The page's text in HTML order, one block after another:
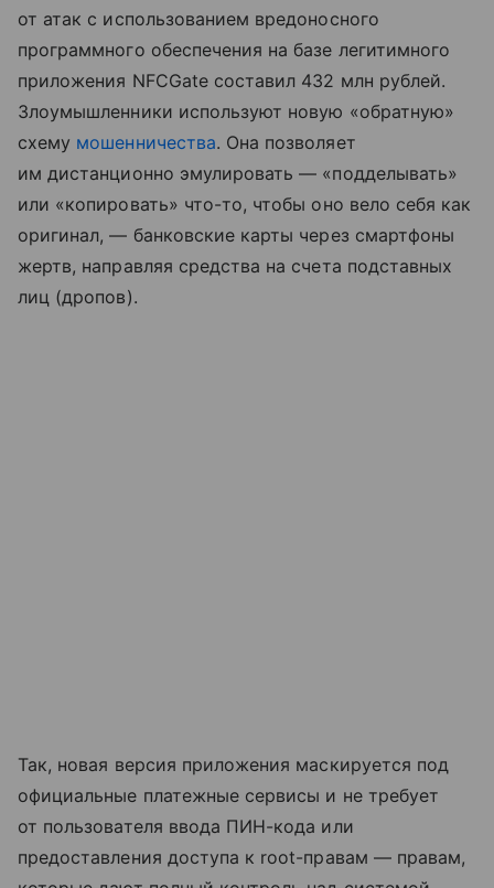
от атак с использованием вредоносного
программного обеспечения на базе легитимного
приложения NFCGate составил 432 млн рублей.
Злоумышленники используют новую «обратную»
схему мошенничества. Она позволяет
им дистанционно эмулировать — «подделывать»
или «копировать» что-то, чтобы оно вело себя как
оригинал, — банковские карты через смартфоны
жертв, направляя средства на счета подставных
лиц (дропов).
Так, новая версия приложения маскируется под
официальные платежные сервисы и не требует
от пользователя ввода ПИН-кода или
предоставления доступа к root-правам — правам,